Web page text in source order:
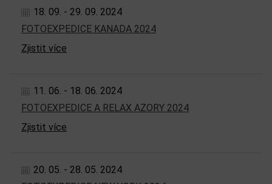
18. 09. - 29. 09. 2024
FOTOEXPEDICE KANADA 2024
Zjistit více
11. 06. - 18. 06. 2024
FOTOEXPEDICE A RELAX AZORY 2024
Zjistit více
20. 05. - 28. 05. 2024